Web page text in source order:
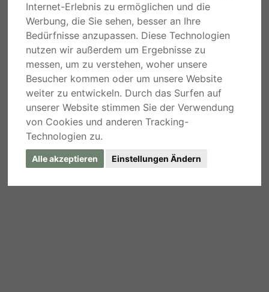
Internet-Erlebnis zu ermöglichen und die
Werbung, die Sie sehen, besser an Ihre
Bedürfnisse anzupassen. Diese Technologien
nutzen wir außerdem um Ergebnisse zu
messen, um zu verstehen, woher unsere
Besucher kommen oder um unsere Website
weiter zu entwickeln. Durch das Surfen auf
unserer Website stimmen Sie der Verwendung
von Cookies und anderen Tracking-
Technologien zu.
Alle akzeptieren Einstellungen Ändern